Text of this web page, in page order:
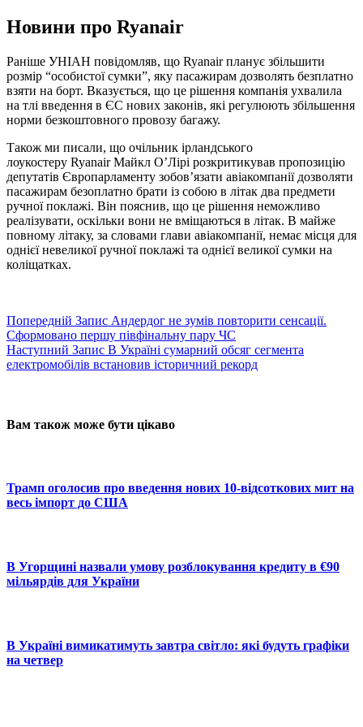
Новини про Ryanair
Раніше УНІАН повідомляв, що Ryanair планує збільшити
розмір “особистої сумки”, яку пасажирам дозволять безплатно
взяти на борт. Вказується, що це рішення компанія ухвалила
на тлі введення в ЄС нових законів, які регулюють збільшення
норми безкоштовного провозу багажу.
Також ми писали, що очільник ірландського
лоукостеру Ryanair Майкл О’Лірі розкритикував пропозицію
депутатів Європарламенту зобов’язати авіакомпанії дозволяти
пасажирам безоплатно брати із собою в літак два предмети
ручної поклажі. Він пояснив, що це рішення неможливо
реалізувати, оскільки вони не вміщаються в літак. В майже
повному літаку, за словами глави авіакомпанії, немає місця для
однієї невеликої ручної поклажі та однієї великої сумки на
коліщатках.
Попередній Запис Андердог не зумів повторити сенсації.
Сформовано першу півфінальну пару ЧС
Наступний Запис В Україні сумарний обсяг сегмента
електромобілів встановив історичний рекорд
Вам також може бути цікаво
Трамп оголосив про введення нових 10-відсоткових мит на
весь імпорт до США
В Угорщині назвали умову розблокування кредиту в €90
мільярдів для України
В Україні вимикатимуть завтра світло: які будуть графіки
на четвер